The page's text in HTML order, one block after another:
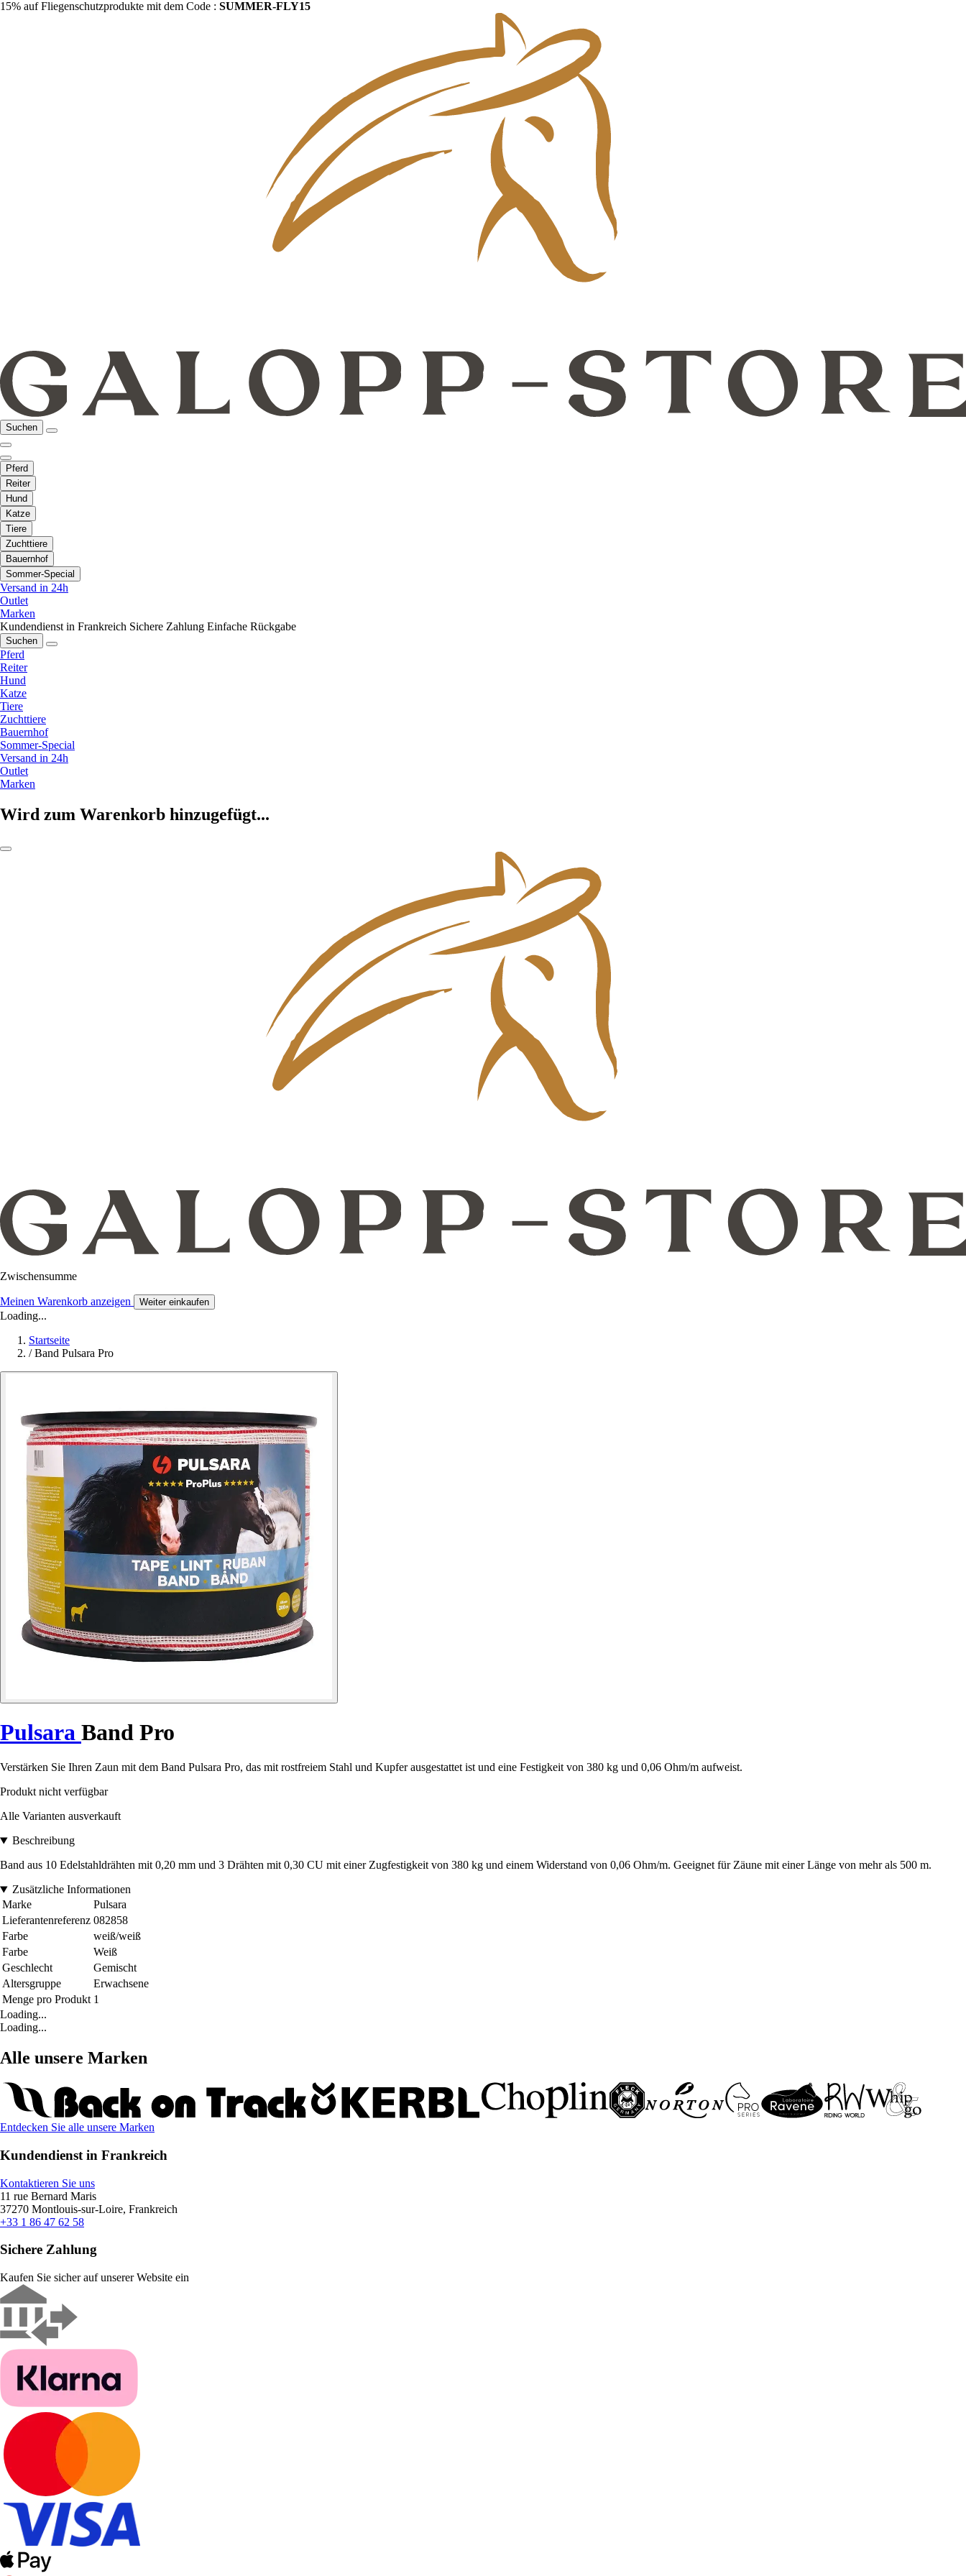
15% auf Fliegenschutzprodukte mit dem Code : SUMMER-FLY15
Suchen
Pferd
Reiter
Hund
Katze
Tiere
Zuchttiere
Bauernhof
Sommer-Special
Versand in 24h
Outlet
Marken
Kundendienst in Frankreich Sichere Zahlung Einfache Rückgabe
Suchen
Pferd
Reiter
Hund
Katze
Tiere
Zuchttiere
Bauernhof
Sommer-Special
Versand in 24h
Outlet
Marken
Wird zum Warenkorb hinzugefügt...
Zwischensumme
Meinen Warenkorb anzeigen Weiter einkaufen
Loading...
Startseite
/ Band Pulsara Pro
Pulsara Band Pro
Verstärken Sie Ihren Zaun mit dem Band Pulsara Pro, das mit rostfreiem Stahl und Kupfer ausgestattet ist und eine Festigkeit von 380 kg und 0,06 Ohm/m aufweist.
Produkt nicht verfügbar
Alle Varianten ausverkauft
Beschreibung
Band aus 10 Edelstahldrähten mit 0,20 mm und 3 Drähten mit 0,30 CU mit einer Zugfestigkeit von 380 kg und einem Widerstand von 0,06 Ohm/m. Geeignet für Zäune mit einer Länge von mehr als 500 m.
Zusätzliche Informationen
Marke
Pulsara
Lieferantenreferenz 082858
Farbe
weiß/weiß
Farbe
Weiß
Geschlecht
Gemischt
Altersgruppe
Erwachsene
Menge pro Produkt 1
Loading...
Loading...
Alle unsere Marken
Entdecken Sie alle unsere Marken
Kundendienst in Frankreich
Kontaktieren Sie uns
11 rue Bernard Maris
37270 Montlouis-sur-Loire, Frankreich
+33 1 86 47 62 58
Sichere Zahlung
Kaufen Sie sicher auf unserer Website ein